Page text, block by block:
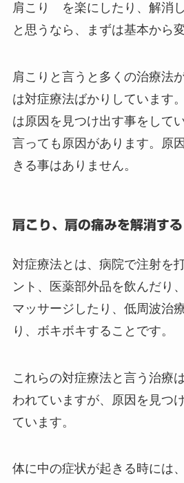
肩こり を楽にしたり、解消
と思うなら、まずは基本から
肩こりと言うと多くの治療法
は対症療法ばかりしています
は原因を見つけ出す事をして
言っても原因があります。原
きる事はありません。
肩こり、肩の痛みを解消する
対症療法とは、病院で注射を
ント、医薬部外品を飲んだり
マッサージしたり、低周波治
り、ボキボキすることです。
これらの対症療法と言う治療
われていますが、原因を見つ
ています。
体に中の症状が起きる時には